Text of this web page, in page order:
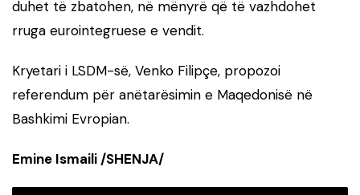
duhet të zbatohen, në mënyrë që të vazhdohet
rruga eurointegruese e vendit.
Kryetari i LSDM-së, Venko Filipçe, propozoi
referendum për anëtarësimin e Maqedonisë në
Bashkimi Evropian.
Emine Ismaili /SHENJA/